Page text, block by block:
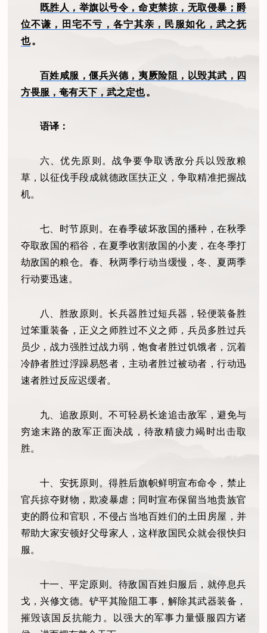
既胜人，举旗以号令，命吏禁掠，无取侵暴；爵
位不谦，田宅不亏，各宁其亲，民服如化，武之抚
也 。
百姓咸服，偃兵兴德，夷厥险阻，以毁其武，四
方畏服，奄有天下，武之定也 。
语译：
六、优先原则。战争要争取诱敌分兵以毁敌粮
草，以征伐手段成就德政匡扶正义，争取精准把握战
机。
七、时节原则。在春季破坏敌国的播种，在秋季
夺取敌国的稻谷，在夏季收割敌国的小麦，在冬季打
劫敌国的粮仓。春、秋两季行动当缓慢，冬、夏两季
行动要迅速。
八、胜敌原则。长兵器胜过短兵器，轻便装备胜
过笨重装备，正义之师胜过不义之师，兵员多胜过兵
员少，战力强胜过战力弱，饱食者胜过饥饿者，沉着
冷静者胜过浮躁易怒者，主动者胜过被动者，行动迅
速者胜过反应迟缓者。
九、追敌原则。不可轻易长途追击敌军，避免与
穷途末路的敌军正面决战，待敌精疲力竭时出击取
胜。
十、安抚原则。得胜后旗帜鲜明宣布命令，禁止
官兵掠夺财物，欺凌暴虐；同时宣布保留当地贵族官
吏的爵位和官职，不侵占当地百姓们的土田房屋，并
帮助大家安顿好父母家人，这样敌国民众就会很快归
服。
十一、平定原则。待敌国百姓归服后，就停息兵
戈，兴修文德。铲平其险阻工事，解除其武器装备，
摧毁该国反抗能力。以强大的军事力量慑服四方诸